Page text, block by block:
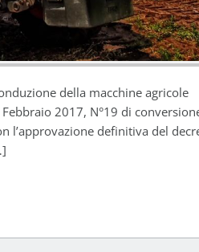
della macchine agricole
2017, N°19 di
l’approvazione definitiva del